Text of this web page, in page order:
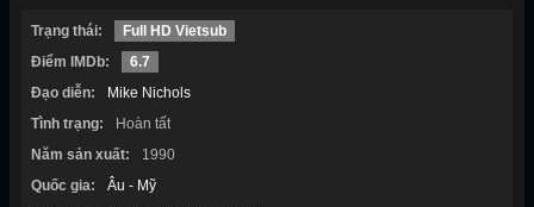
Trạng thái:
Full HD Vietsub
Điểm IMDb:
6.7
Đạo diễn:
Mike Nichols
Tình trạng:
Hoàn tất
Năm sản xuất:
1990
Quốc gia:
Âu - Mỹ